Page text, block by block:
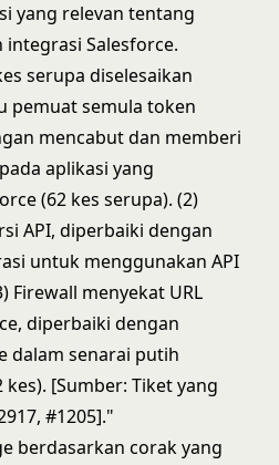
yang relevan tentang
integrasi Salesforce.
serupa diselesaikan
pemuat semula token
mencabut dan memberi
aplikasi yang
(62 kes serupa). (2)
API, diperbaiki dengan
untuk menggunakan API
Firewall menyekat URL
diperbaiki dengan
dalam senarai putih
[Sumber: Tiket yang
#1205]."
berdasarkan corak yang